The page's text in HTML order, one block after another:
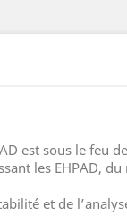
est sous le
les EHPAD,
et de